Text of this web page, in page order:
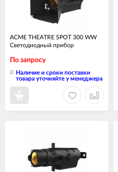
ACME THEATRE SPOT 300 WW
Светодиодный прибор
По запросу
Наличие и сроки поставки
товара уточняйте у менеджера